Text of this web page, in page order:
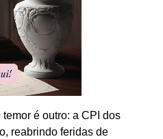
é outro: a CPI dos
reabrindo feridas de